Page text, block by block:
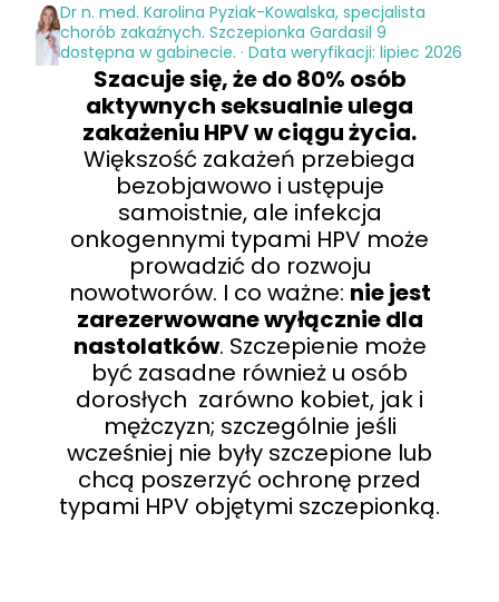
Dr n. med. Karolina Pyziak-Kowalska, specjalista
chorób zakaźnych. Szczepionka Gardasil 9
dostępna w gabinecie. · Data weryfikacji: lipiec 2026
Szacuje się, że do 80% osób
aktywnych seksualnie ulega
zakażeniu HPV w ciągu życia.
Większość zakażeń przebiega
bezobjawowo i ustępuje
samoistnie, ale infekcja
onkogennymi typami HPV może
prowadzić do rozwoju
nowotworów. I co ważne: nie jest
zarezerwowane wyłącznie dla
nastolatków. Szczepienie może
być zasadne również u osób
dorosłych zarówno kobiet, jak i
mężczyzn; szczególnie jeśli
wcześniej nie były szczepione lub
chcą poszerzyć ochronę przed
typami HPV objętymi szczepionką.